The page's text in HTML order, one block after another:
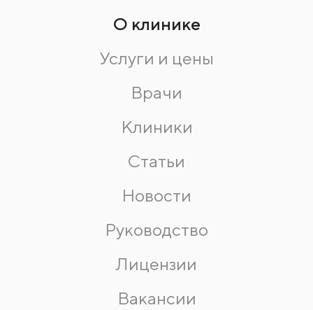
О клинике
Услуги и цены
Врачи
Клиники
Статьи
Новости
Руководство
Лицензии
Вакансии